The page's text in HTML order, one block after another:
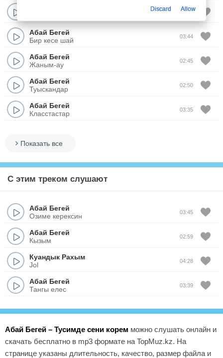
03:57
Абай Бегей
Бир кесе шай
03:44
Абай Бегей
Жаным-ау
02:45
Абай Бегей
Туыскандар
02:50
Абай Бегей
Класстастар
03:35
Показать все
С этим треком слушают
Абай Бегей
Озиме керексин
03:45
Абай Бегей
Кызым
02:59
Куандык Рахым
Jol
04:28
Абай Бегей
Тангы елес
03:39
Абай Бегей – Тусимде сени корем можно слушать онлайн и
скачать бесплатно в mp3 формате на TopMuz.kz. На
странице указаны длительность, качество, размер файла и
Discard Allow